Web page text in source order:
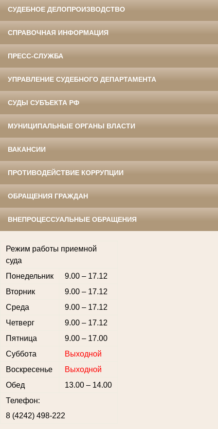
СУДЕБНОЕ ДЕЛОПРОИЗВОДСТВО
СПРАВОЧНАЯ ИНФОРМАЦИЯ
ПРЕСС-СЛУЖБА
УПРАВЛЕНИЕ СУДЕБНОГО ДЕПАРТАМЕНТА
СУДЫ СУБЪЕКТА РФ
МУНИЦИПАЛЬНЫЕ ОРГАНЫ ВЛАСТИ
ВАКАНСИИ
ПРОТИВОДЕЙСТВИЕ КОРРУПЦИИ
ОБРАЩЕНИЯ ГРАЖДАН
ВНЕПРОЦЕССУАЛЬНЫЕ ОБРАЩЕНИЯ
Режим работы приемной
суда
Понедельник
9.00 – 17.12
Вторник
9.00 – 17.12
Среда
9.00 – 17.12
Четверг
9.00 – 17.12
Пятница
9.00 – 17.00
Суббота
Выходной
Воскресенье
Выходной
Обед
13.00 – 14.00
Телефон:
8 (4242) 498-222